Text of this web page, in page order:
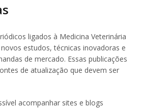
ligados à Medicina Veterinária
estudos, técnicas inovadoras e
de mercado. Essas publicações
de atualização que devem ser
acompanhar sites e blogs